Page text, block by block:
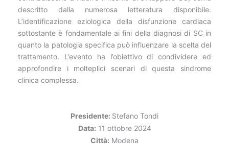
descritto dalla numerosa letteratura disponibile.
L’identificazione eziologica della disfunzione cardiaca
sottostante è fondamentale ai fini della diagnosi di SC in
quanto la patologia specifica può influenzare la scelta del
trattamento. L’evento ha l’obiettivo di condividere ed
approfondire i molteplici scenari di questa sindrome
clinica complessa.
Presidente: Stefano Tondi
Data: 11 ottobre 2024
Città: Modena